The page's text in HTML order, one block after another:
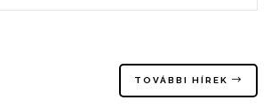
TOVÁBBI HÍREK